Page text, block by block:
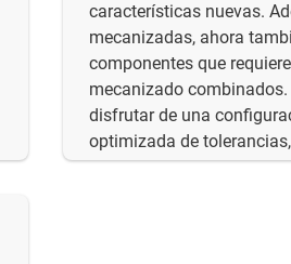
características nuevas.
mecanizadas, ahora
componentes que
mecanizado combinados.
disfrutar de una
optimizada de